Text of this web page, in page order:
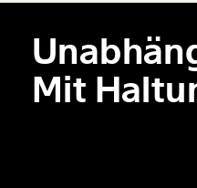
Der Inhalt dieses Feldes wird
Mit